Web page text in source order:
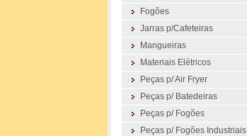
Fogões
Jarras p/Cafeteiras
Mangueiras
Materiais Elétricos
Peças p/ Air Fryer
Peças p/ Batedeiras
Peças p/ Fogões
Peças p/ Fogões Industriais